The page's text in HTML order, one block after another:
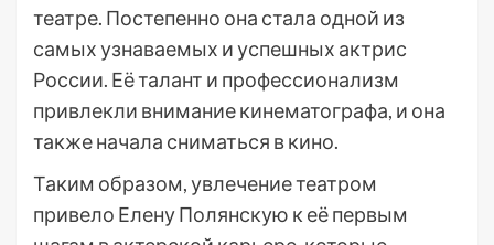
театре. Постепенно она стала одной из
самых узнаваемых и успешных актрис
России. Её талант и профессионализм
привлекли внимание кинематографа, и она
также начала сниматься в кино.
Таким образом, увлечение театром
привело Елену Полянскую к её первым